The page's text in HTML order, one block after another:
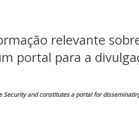
relevante
portal para a
and constitutes a portal for